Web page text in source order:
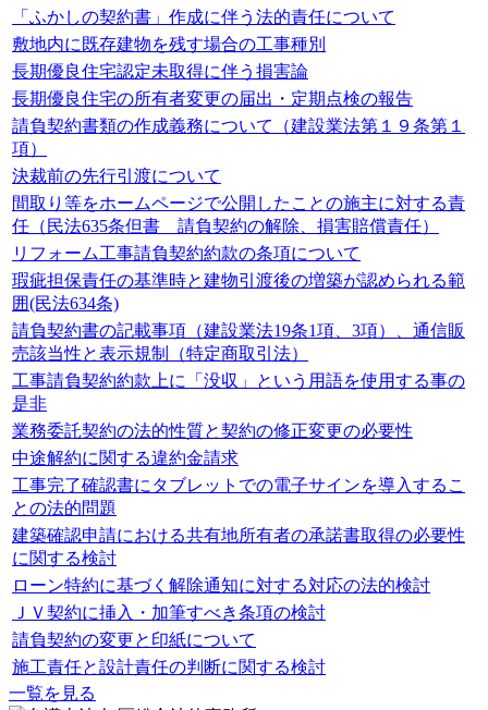
「ふかしの契約書」作成に伴う法的責任について
敷地内に既存建物を残す場合の工事種別
長期優良住宅認定未取得に伴う損害論
長期優良住宅の所有者変更の届出・定期点検の報告
請負契約書類の作成義務について（建設業法第１９条第１
項）
決裁前の先行引渡について
間取り等をホームページで公開したことの施主に対する責
任（民法635条但書 請負契約の解除、損害賠償責任）
リフォーム工事請負契約約款の条項について
瑕疵担保責任の基準時と建物引渡後の増築が認められる範
囲(民法634条)
請負契約書の記載事項（建設業法19条1項、3項）、通信販
売該当性と表示規制（特定商取引法）
工事請負契約約款上に「没収」という用語を使用する事の
是非
業務委託契約の法的性質と契約の修正変更の必要性
中途解約に関する違約金請求
工事完了確認書にタブレットでの電子サインを導入するこ
との法的問題
建築確認申請における共有地所有者の承諾書取得の必要性
に関する検討
ローン特約に基づく解除通知に対する対応の法的検討
ＪＶ契約に挿入・加筆すべき条項の検討
請負契約の変更と印紙について
施工責任と設計責任の判断に関する検討
一覧を見る